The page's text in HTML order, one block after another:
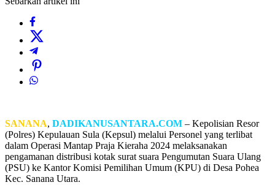
SANANA, DADIKANUSANTARA.COM – Kepolisian Resor
(Polres) Kepulauan Sula (Kepsul) melalui Personel yang terlibat
dalam Operasi Mantap Praja Kieraha 2024 melaksanakan
pengamanan distribusi kotak surat suara Pengumutan Suara Ulang
(PSU) ke Kantor Komisi Pemilihan Umum (KPU) di Desa Pohea
Kec. Sanana Utara.